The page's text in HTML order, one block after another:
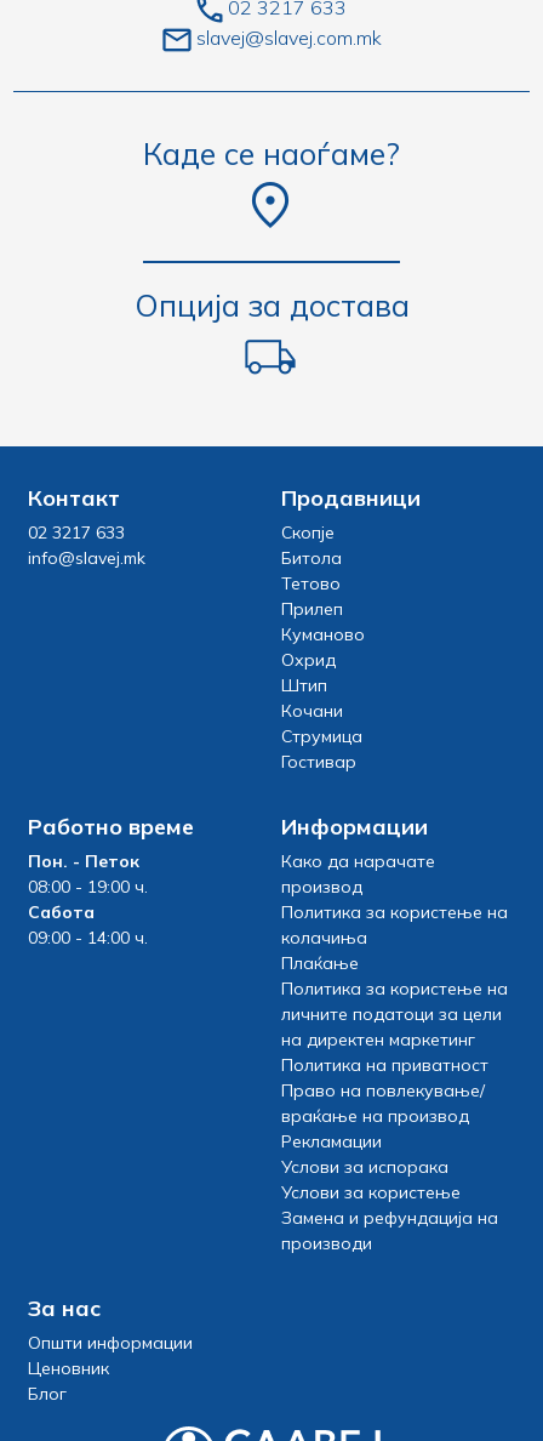
02 3217 633
slavej@slavej.com.mk
Каде се наоѓаме?
Опција за достава
Контакт
02 3217 633
info@slavej.mk
Продавници
Скопје
Битола
Тетово
Прилеп
Куманово
Охрид
Штип
Кочани
Струмица
Гостивар
Работно време
Пон. - Петок
08:00 - 19:00 ч.
Сабота
09:00 - 14:00 ч.
Информации
Како да нарачате
производ
Политика за користење на
колачиња
Плаќање
Политика за користење на
личните податоци за цели
на директен маркетинг
Политика на приватност
Право на повлекување/
враќање на производ
Рекламации
Услови за испорака
Услови за користење
Замена и рефундација на
производи
За нас
Општи информации
Ценовник
Блог